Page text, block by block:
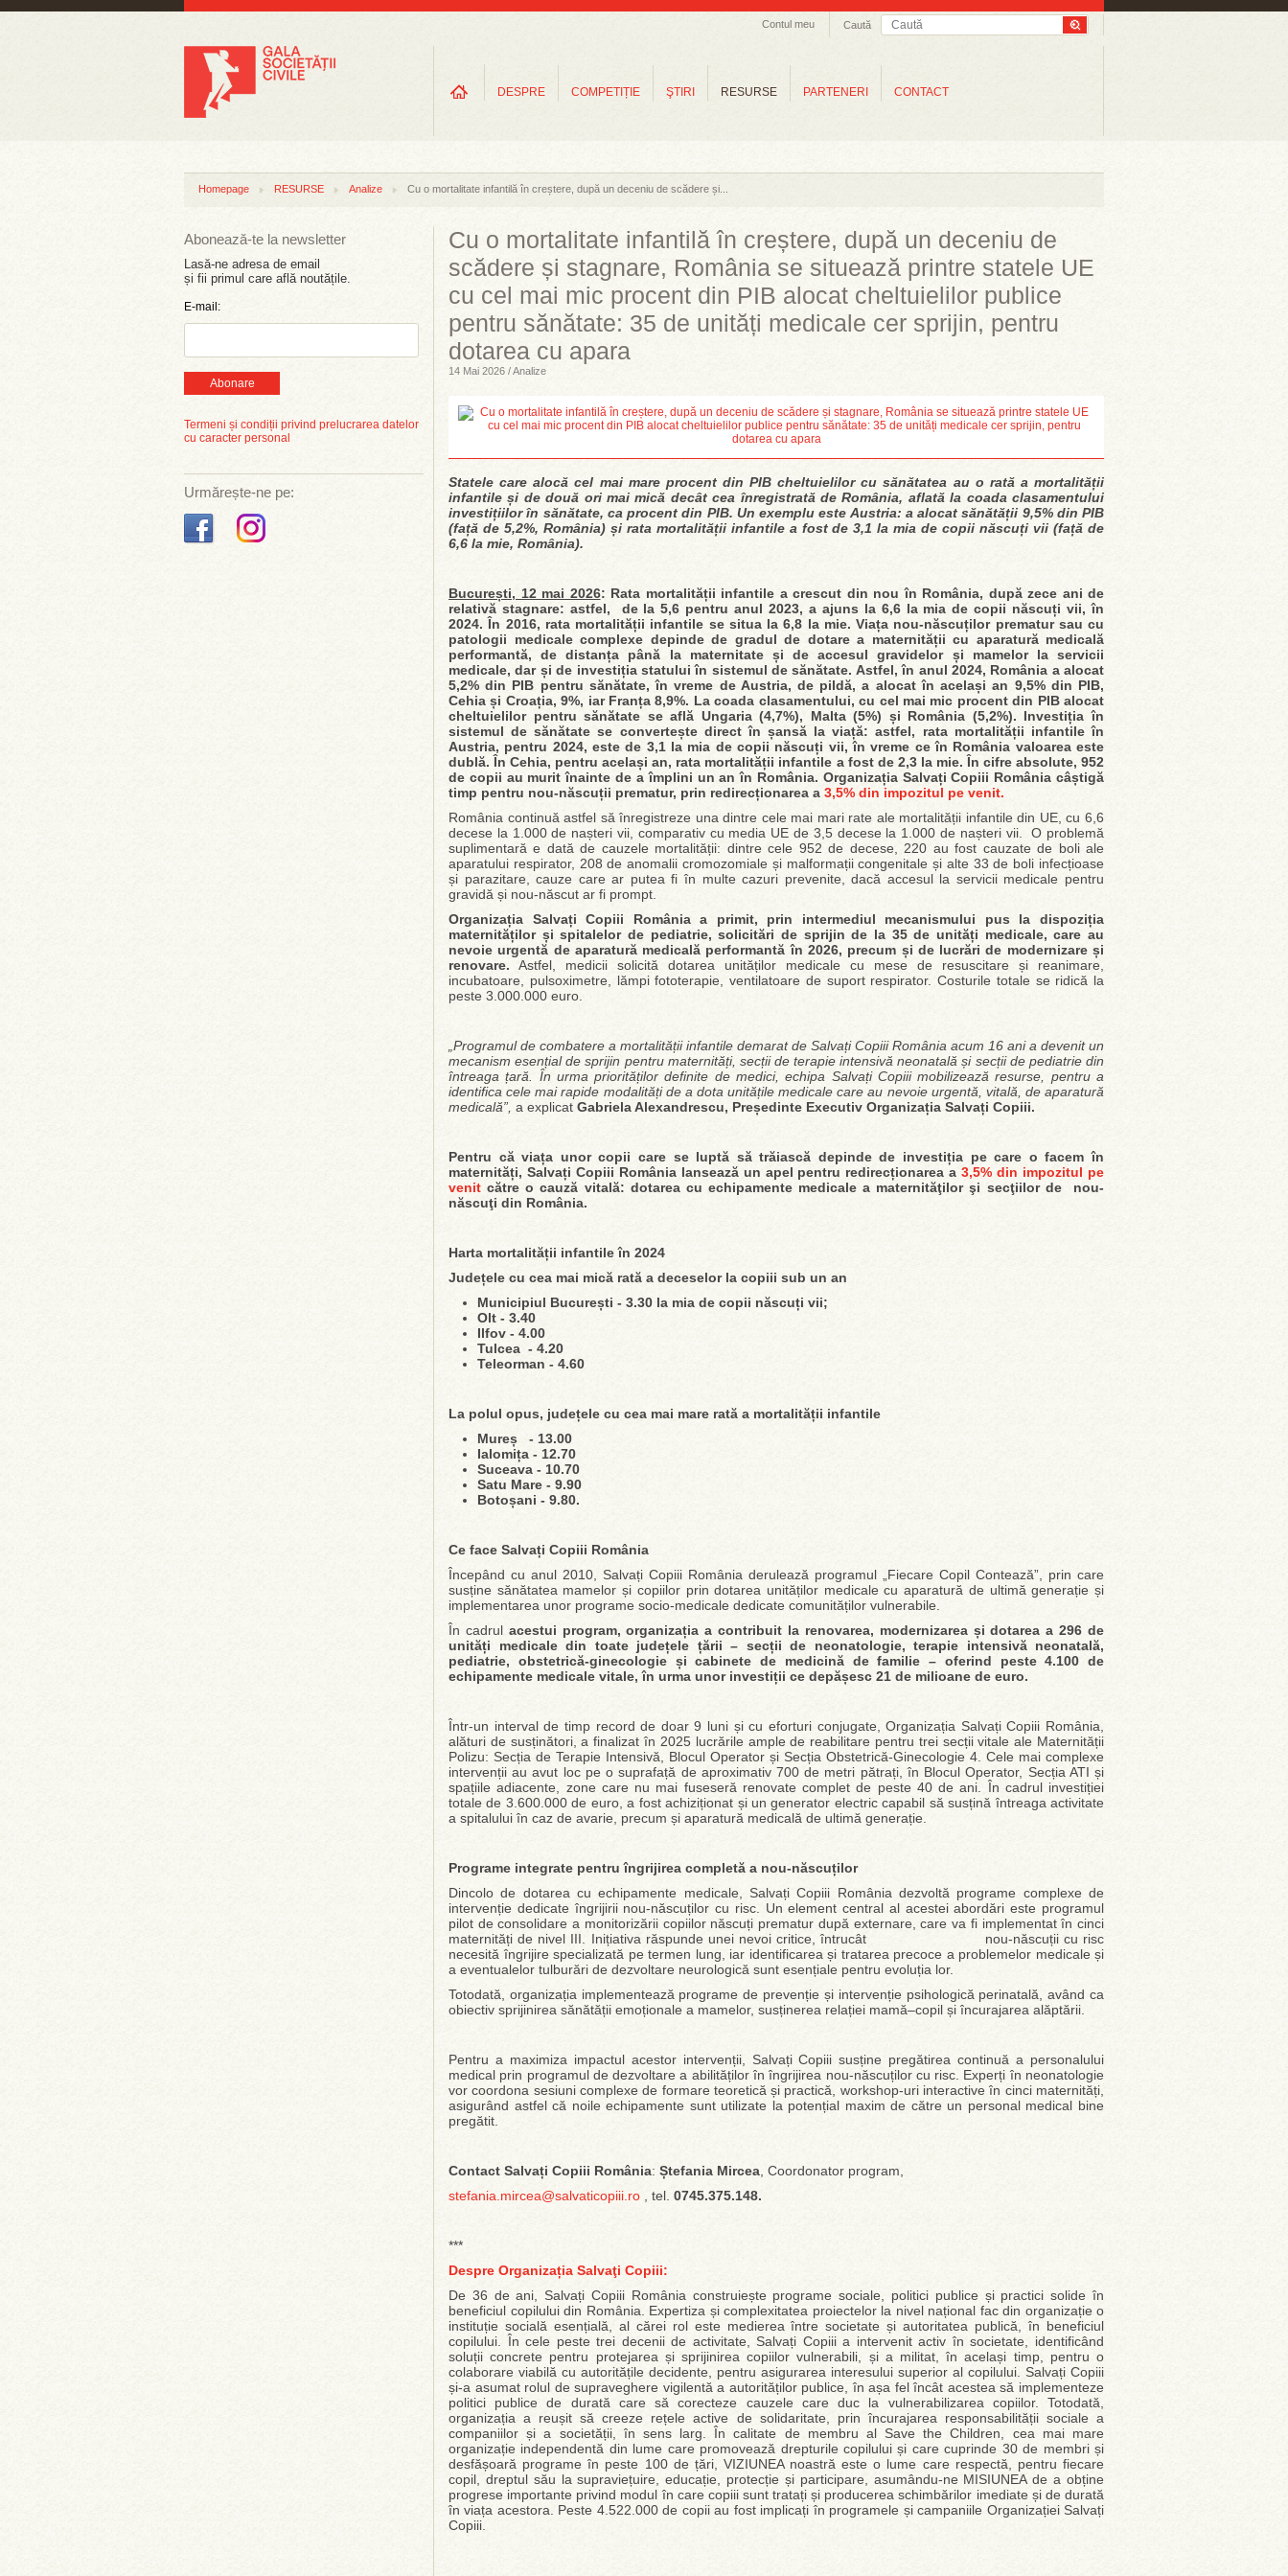
Caută
Contul meu
DESPRE COMPETIȚIE ŞTIRI RESURSE PARTENERI CONTACT
Homepage RESURSE Analize Cu o mortalitate infantilă în creștere, după un deceniu de scădere și...
Abonează-te la newsletter
Lasă-ne adresa de email
și fii primul care află noutățile.
E-mail:
Abonare
Termeni și condiții privind prelucrarea datelor
cu caracter personal
Urmărește-ne pe:
Cu o mortalitate infantilă în creștere, după un deceniu de
scădere și stagnare, România se situează printre statele UE
cu cel mai mic procent din PIB alocat cheltuielilor publice
pentru sănătate: 35 de unități medicale cer sprijin, pentru
dotarea cu apara
14 Mai 2026 / Analize
Statele care alocă cel mai mare procent din PIB cheltuielilor cu sănătatea au o rată a mortalității
infantile și de două ori mai mică decât cea înregistrată de România, aflată la coada clasamentului
investițiilor în sănătate, ca procent din PIB. Un exemplu este Austria: a alocat sănătății 9,5% din PIB
(față de 5,2%, România) și rata mortalității infantile a fost de 3,1 la mia de copii născuți vii (față de
6,6 la mie, România).
București, 12 mai 2026: Rata mortalității infantile a crescut din nou în România, după zece ani de
relativă stagnare: astfel, de la 5,6 pentru anul 2023, a ajuns la 6,6 la mia de copii născuți vii, în
2024. În 2016, rata mortalității infantile se situa la 6,8 la mie. Viața nou-născuților prematur sau cu
patologii medicale complexe depinde de gradul de dotare a maternității cu aparatură medicală
performantă, de distanța până la maternitate și de accesul gravidelor și mamelor la servicii
medicale, dar și de investiția statului în sistemul de sănătate. Astfel, în anul 2024, România a alocat
5,2% din PIB pentru sănătate, în vreme de Austria, de pildă, a alocat în același an 9,5% din PIB,
Cehia și Croația, 9%, iar Franța 8,9%. La coada clasamentului, cu cel mai mic procent din PIB alocat
cheltuielilor pentru sănătate se află Ungaria (4,7%), Malta (5%) și România (5,2%). Investiția în
sistemul de sănătate se convertește direct în șansă la viață: astfel, rata mortalității infantile în
Austria, pentru 2024, este de 3,1 la mia de copii născuți vii, în vreme ce în România valoarea este
dublă. În Cehia, pentru același an, rata mortalității infantile a fost de 2,3 la mie. În cifre absolute, 952
de copii au murit înainte de a împlini un an în România. Organizația Salvați Copiii România câștigă
timp pentru nou-născuții prematur, prin redirecționarea a 3,5% din impozitul pe venit.
România continuă astfel să înregistreze una dintre cele mai mari rate ale mortalității infantile din UE, cu 6,6
decese la 1.000 de nașteri vii, comparativ cu media UE de 3,5 decese la 1.000 de nașteri vii.
O problemă
suplimentară e dată de cauzele mortalității: dintre cele 952 de decese, 220 au fost cauzate de boli ale
aparatului respirator, 208 de anomalii cromozomiale și malformații congenitale și alte 33 de boli infecțioase
și parazitare, cauze care ar putea fi în multe cazuri prevenite, dacă accesul la servicii medicale pentru
gravidă și nou-născut ar fi prompt.
Organizația Salvați Copiii România a primit, prin intermediul mecanismului pus la dispoziția
maternităților și spitalelor de pediatrie, solicitări de sprijin de la 35 de unități medicale, care au
nevoie urgentă de aparatură medicală performantă în 2026, precum și de lucrări de modernizare și
renovare. Astfel, medicii solicită dotarea unităților medicale cu mese de resuscitare și reanimare,
incubatoare, pulsoximetre, lămpi fototerapie, ventilatoare de suport respirator. Costurile totale se ridică la
peste 3.000.000 euro.
„Programul de combatere a mortalității infantile demarat de Salvați Copiii România acum 16 ani a devenit un
mecanism esențial de sprijin pentru maternități, secții de terapie intensivă neonatală și secții de pediatrie din
întreaga țară. În urma priorităților definite de medici, echipa Salvați Copiii mobilizează resurse, pentru a
identifica cele mai rapide modalități de a dota unitățile medicale care au nevoie urgentă, vitală, de aparatură
medicală”, a explicat Gabriela Alexandrescu, Președinte Executiv Organizația Salvați Copiii.
Pentru că viața unor copii care se luptă să trăiască depinde de investiția pe care o facem în
maternități, Salvați Copiii România lansează un apel pentru redirecționarea a 3,5% din impozitul pe
venit către o cauză vitală: dotarea cu echipamente medicale a maternităţilor şi secţiilor de nou-
născuţi din România.
Harta mortalității infantile în 2024
Județele cu cea mai mică rată a deceselor la copiii sub un an
Municipiul București - 3.30 la mia de copii născuți vii;
Olt - 3.40
Ilfov - 4.00
Tulcea - 4.20
Teleorman - 4.60
La polul opus, județele cu cea mai mare rată a mortalității infantile
Mureș - 13.00
Ialomița - 12.70
Suceava - 10.70
Satu Mare - 9.90
Botoșani - 9.80.
Ce face Salvați Copiii România
Începând cu anul 2010, Salvați Copiii România derulează programul „Fiecare Copil Contează”, prin care
susține sănătatea mamelor și copiilor prin dotarea unităților medicale cu aparatură de ultimă generație și
implementarea unor programe socio-medicale dedicate comunităților vulnerabile.
În cadrul acestui program, organizația a contribuit la renovarea, modernizarea și dotarea a 296 de
unități medicale din toate județele țării – secții de neonatologie, terapie intensivă neonatală,
pediatrie, obstetrică-ginecologie și cabinete de medicină de familie – oferind peste 4.100 de
echipamente medicale vitale, în urma unor investiții ce depășesc 21 de milioane de euro.
Într-un interval de timp record de doar 9 luni și cu eforturi conjugate, Organizația Salvați Copiii România,
alături de susținători, a finalizat în 2025 lucrările ample de reabilitare pentru trei secții vitale ale Maternității
Polizu: Secția de Terapie Intensivă, Blocul Operator și Secția Obstetrică-Ginecologie 4. Cele mai complexe
intervenții au avut loc pe o suprafață de aproximativ 700 de metri pătrați, în Blocul Operator, Secția ATI și
spațiile adiacente, zone care nu mai fuseseră renovate complet de peste 40 de ani. În cadrul investiției
totale de 3.600.000 de euro, a fost achiziționat și un generator electric capabil să susțină întreaga activitate
a spitalului în caz de avarie, precum și aparatură medicală de ultimă generație.
Programe integrate pentru îngrijirea completă a nou-născuților
Dincolo de dotarea cu echipamente medicale, Salvați Copiii România dezvoltă programe complexe de
intervenție dedicate îngrijirii nou-născuților cu risc. Un element central al acestei abordări este programul
pilot de consolidare a monitorizării copiilor născuți prematur după externare, care va fi implementat în cinci
maternități de nivel III. Inițiativa răspunde unei nevoi critice, întrucât nou-născuții cu risc
necesită îngrijire specializată pe termen lung, iar identificarea și tratarea precoce a problemelor medicale și
a eventualelor tulburări de dezvoltare neurologică sunt esențiale pentru evoluția lor.
Totodată, organizația implementează programe de prevenție și intervenție psihologică perinatală, având ca
obiectiv sprijinirea sănătății emoționale a mamelor, susținerea relației mamă–copil și încurajarea alăptării.
Pentru a maximiza impactul acestor intervenții, Salvați Copiii susține pregătirea continuă a personalului
medical prin programul de dezvoltare a abilităților în îngrijirea nou-născuților cu risc. Experți în neonatologie
vor coordona sesiuni complexe de formare teoretică și practică, workshop-uri interactive în cinci maternități,
asigurând astfel că noile echipamente sunt utilizate la potențial maxim de către un personal medical bine
pregătit.
Contact Salvați Copiii România: Ștefania Mircea , Coordonator program,
stefania.mircea@salvaticopiii.ro , tel. 0745.375.148.
***
Despre Organizația Salvaţi Copiii:
De 36 de ani, Salvați Copiii România construiește programe sociale, politici publice și practici solide în
beneficiul copilului din România. Expertiza și complexitatea proiectelor la nivel național fac din organizație o
instituție socială esențială, al cărei rol este medierea între societate și autoritatea publică, în beneficiul
copilului. În cele peste trei decenii de activitate, Salvați Copiii a intervenit activ în societate, identificând
soluții concrete pentru protejarea și sprijinirea copiilor vulnerabili, și a militat, în același timp, pentru o
colaborare viabilă cu autoritățile decidente, pentru asigurarea interesului superior al copilului. Salvați Copiii
și-a asumat rolul de supraveghere vigilentă a autorităților publice, în așa fel încât acestea să implementeze
politici publice de durată care să corecteze cauzele care duc la vulnerabilizarea copiilor. Totodată,
organizația a reușit să creeze rețele active de solidaritate, prin încurajarea responsabilității sociale a
companiilor și a societății, în sens larg. În calitate de membru al Save the Children, cea mai mare
organizație independentă din lume care promovează drepturile copilului și care cuprinde 30 de membri și
desfășoară programe în peste 100 de țări, VIZIUNEA noastră este o lume care respectă, pentru fiecare
copil, dreptul său la supraviețuire, educație, protecție și participare, asumându-ne MISIUNEA de a obține
progrese importante privind modul în care copiii sunt tratați și producerea schimbărilor imediate și de durată
în viața acestora. Peste 4.522.000 de copii au fost implicați în programele și campaniile Organizației Salvați
Copiii.